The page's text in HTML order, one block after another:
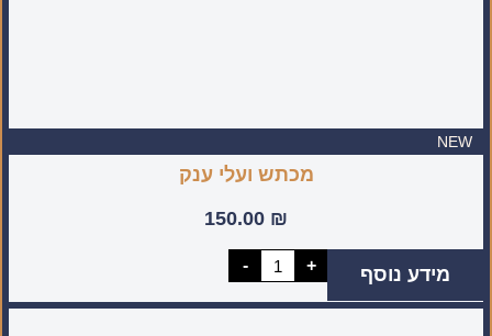
NEW
מכתש ועלי ענק
150.00 ₪
-
כמות
של
ועלי
+ מידע נוסף